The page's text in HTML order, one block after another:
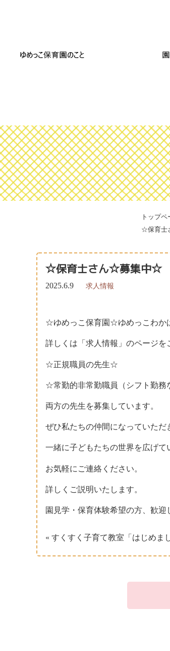
トップペ
☆保育士
☆保育士さん☆募集中☆
2025.6.9 求人情報
☆ゆめっこ保育園☆ゆめっこわか
詳しくは「求人情報」のページを
☆正規職員の先生☆
☆常勤的非常勤職員（シフト勤
両方の先生を募集しています。
ぜひ私たちの仲間になっていただ
一緒に子どもたちの世界を広げて
お気軽にご連絡ください。
詳しくご説明いたします。
園見学・保育体験希望の方、歓迎
« すくすく子育て教室「はじめま